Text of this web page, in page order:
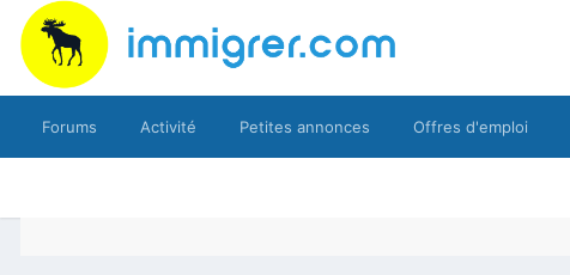
Forums Activité Petites annonces Offres d'emploi